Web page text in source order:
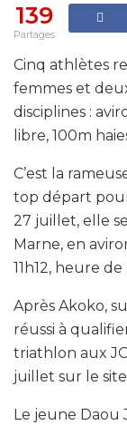
139
Partages
Cinq athlètes
femmes et
disciplines :
libre, 100m
C’est la
top départ
27 juillet, elle
Marne, en
11h12, heure de
Après Akoko,
réussi à
triathlon aux
juillet sur le
Le jeune Daou